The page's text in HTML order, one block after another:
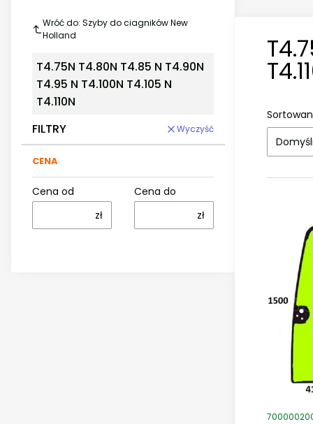
Wróć do: Szyby do ciagników New
Holland
T4.75N T4.80N T4.85 N T4.90N
T4.95 N T4.100N T4.105 N
T4.110N
FILTRY
Wyczyść
CENA
Cena od
zł
Cena do
zł
Kod